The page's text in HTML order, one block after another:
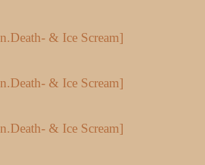
& Ice Scream]
& Ice Scream]
& Ice Scream]